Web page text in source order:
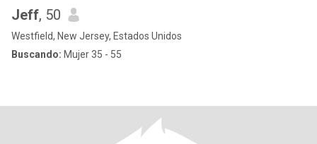
Jeff, 50
Westfield, New Jersey, Estados Unidos
Buscando: Mujer 35 - 55